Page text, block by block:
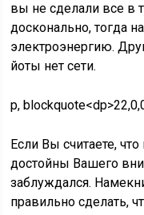
вы не сделали все в
досконально, тогда
электроэнергию.
йоты нет сети.
p,
Если Вы считаете,
достойны Вашего
заблуждался.
правильно сделать,